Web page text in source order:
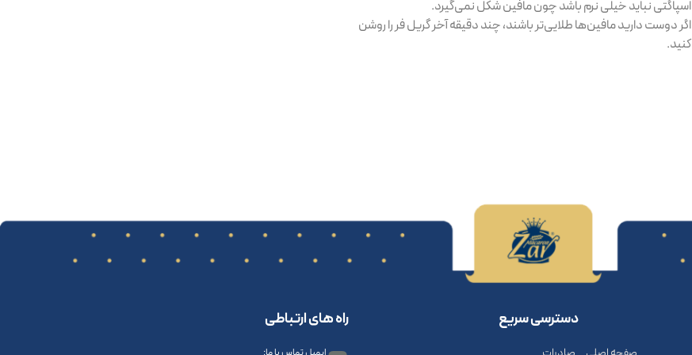
اسپاگتی نباید خیلی نرم باشد چون مافین شکل نمی‌گیرد.
اگر دوست دارید مافین‌ها طلایی‌تر باشند، چند دقیقه آخر گریل فر را روشن
کنید.
دسترسی سریع راه های ارتباطی